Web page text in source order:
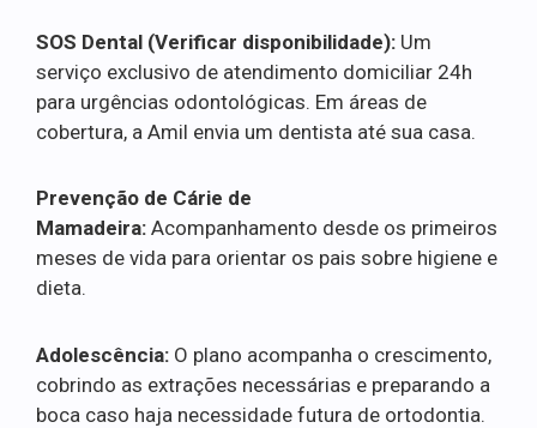
SOS Dental (Verificar disponibilidade): Um
serviço exclusivo de atendimento domiciliar 24h
para urgências odontológicas. Em áreas de
cobertura, a Amil envia um dentista até sua casa.
Prevenção de Cárie de
Mamadeira: Acompanhamento desde os primeiros
meses de vida para orientar os pais sobre higiene e
dieta.
Adolescência: O plano acompanha o crescimento,
cobrindo as extrações necessárias e preparando a
boca caso haja necessidade futura de ortodontia.